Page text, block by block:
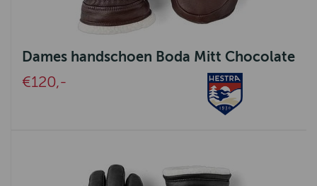
Dames handschoen Boda Mitt Chocolate
€120,-